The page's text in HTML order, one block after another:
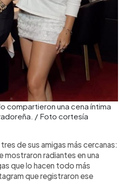
compartieron una cena íntima
/ Foto cortesía
de sus amigas más cercanas:
mostraron radiantes en una
que lo hacen todo más
que registraron ese